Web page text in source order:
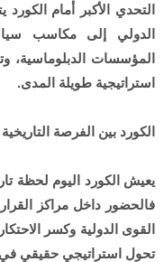
التحدي الأكبر أمام
الدولي إلى مكاسب
المؤسسات الدبلوماسية،
استراتيجية طويلة المدى.
الكورد بين الفرصة
يعيش الكورد اليوم لحظة
فالحضور داخل مراكز
القوى الدولية وكسر
تحول استراتيجي حقيقي في